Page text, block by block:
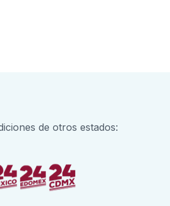
de otros estados: